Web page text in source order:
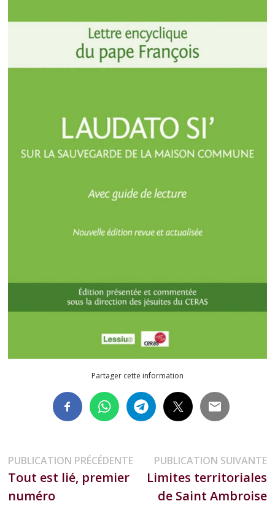
Partager cette information
Navigation
de
l’article
PUBLICATION PRÉCÉDENTEPublication
précédente :
Tout est lié, premier
numéro
PUBLICATION SUIVANTE
Limites territoriales
de Saint Ambroise